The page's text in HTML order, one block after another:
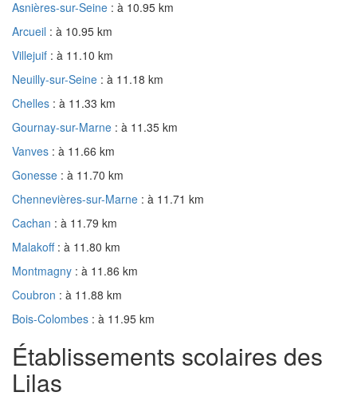
Asnières-sur-Seine : à 10.95 km
Arcueil : à 10.95 km
Villejuif : à 11.10 km
Neuilly-sur-Seine : à 11.18 km
Chelles : à 11.33 km
Gournay-sur-Marne : à 11.35 km
Vanves : à 11.66 km
Gonesse : à 11.70 km
Chennevières-sur-Marne : à 11.71 km
Cachan : à 11.79 km
Malakoff : à 11.80 km
Montmagny : à 11.86 km
Coubron : à 11.88 km
Bois-Colombes : à 11.95 km
Établissements scolaires des
Lilas